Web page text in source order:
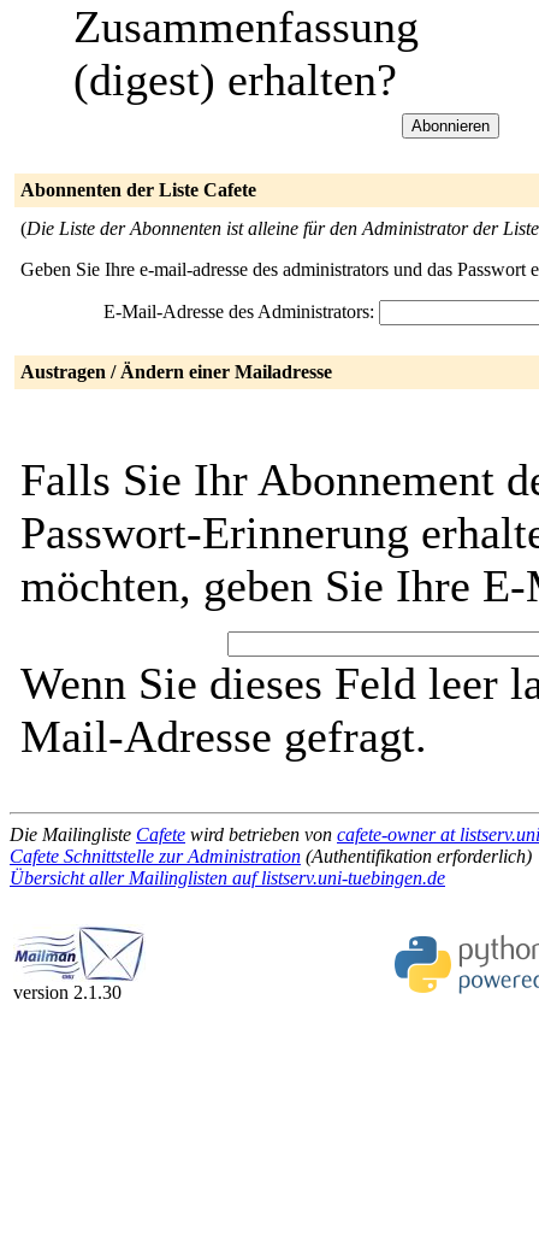
Zusammenfassung
(digest) erhalten?
Abonnenten der Liste Cafete
(Die Liste der Abonnenten ist alleine für den Administrator der
Geben Sie Ihre e-mail-adresse des administrators und das
E-Mail-Adresse des Administrators:
Austragen / Ändern einer Mailadresse
Falls Sie Ihr Abonnement
Passwort-Erinnerung
möchten, geben Sie Ihre
Wenn Sie dieses Feld leer
Mail-Adresse gefragt.
Die Mailingliste Cafete wird betrieben von cafete-owner at
Cafete Schnittstelle zur Administration (Authentifikation erforderlich)
Übersicht aller Mailinglisten auf listserv.uni-tuebingen.de
version 2.1.30